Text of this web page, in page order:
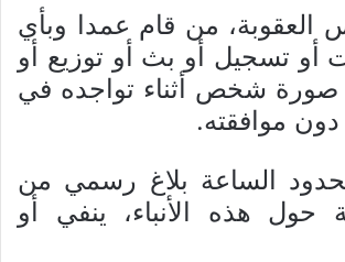
العقوبة، من قام عمدا وبأي
أو تسجيل أو بث أو توزيع أو
صورة شخص أثناء تواجده في
موافقته.
الساعة بلاغ رسمي من
حول هذه الأنباء، ينفي أو